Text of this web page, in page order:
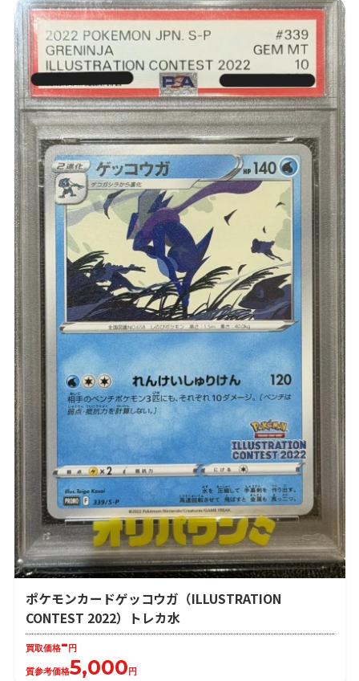
ポケモンカードゲッコウガ（ILLUSTRATION
CONTEST 2022）トレカ水
買取価格- 円
質参考価格5,000 円